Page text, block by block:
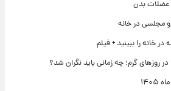
و مجلسی در خانه
خانه را ببینید + فیلم
روزهای گرم؛ چه زمانی باید نگران شد؟